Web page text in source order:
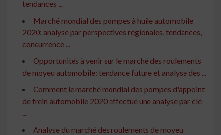
tendances ...
Marché mondial des pompes à huile automobile
2020: analyse par perspectives régionales, tendances,
concurrence ...
Opportunités à venir sur le marché des roulements
de moyeu automobile: tendance future et analyse des ...
Comment le marché mondial des pompes d'appoint
de frein automobile 2020 effectue une analyse par clé
...
Analyse du marché des roulements de moyeu